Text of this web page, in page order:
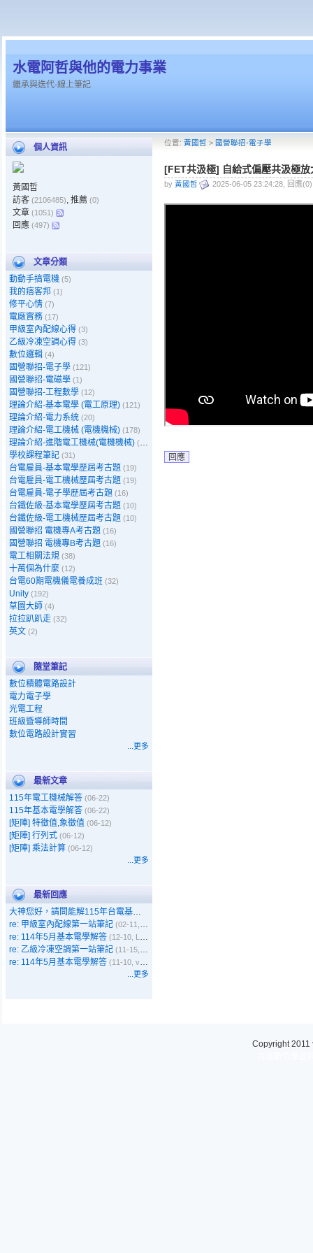
水電阿哲與他的電力事業
繼承與迭代-線上筆記
個人資訊
黃國哲
訪客 (2106485), 推薦 (0)
文章 (1051)
回應 (497)
文章分類
動動手搞電機 (5)
我的痞客邦 (1)
修平心情 (7)
電廠實務 (17)
甲級室內配線心得 (3)
乙級冷凍空調心得 (3)
數位邏輯 (4)
國營聯招-電子學 (121)
國營聯招-電磁學 (1)
國營聯招-工程數學 (12)
理論介紹-基本電學 (電工原理) (121)
理論介紹-電力系統 (20)
理論介紹-電工機械 (電機機械) (178)
理論介紹-進階電工機械(電機機械) (39)
學校課程筆記 (31)
台電雇員-基本電學歷屆考古題 (19)
台電雇員-電工機械歷屆考古題 (19)
台電雇員-電子學歷屆考古題 (16)
台鐵佐級-基本電學歷屆考古題 (10)
台鐵佐級-電工機械歷屆考古題 (10)
國營聯招 電機專A考古題 (16)
國營聯招 電機專B考古題 (16)
電工相關法規 (38)
十萬個為什麼 (12)
台電60期電機儀電養成班 (32)
Unity (192)
草圖大師 (4)
拉拉趴趴走 (32)
英文 (2)
隨堂筆記
數位積體電路設計
電力電子學
光電工程
班級暨導師時間
數位電路設計實習
...更多
最新文章
115年電工機械解答 (06-22)
115年基本電學解答 (06-22)
[矩陣] 特徵值,象徵值 (06-12)
[矩陣] 行列式 (06-12)
[矩陣] 乘法計算 (06-12)
...更多
最新回應
大神您好，請問能解115年台電基本電學嗎
re: 甲級室內配線第一站筆記 (02-11, 呵呵)
re: 114年5月基本電學解答 (12-10, Leo)
re: 乙級冷凍空調第一站筆記 (11-15, Emma)
re: 114年5月基本電學解答 (11-10, vbyer)
...更多
位置: 黃國哲 > 國營聯招-電子學
[FET共汲極] 自給式偏壓共汲極放
by 黃國哲 2025-06-05 23:24:28, 回應
回應
Copyright 2011